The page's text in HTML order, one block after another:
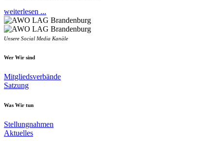
weiterlesen ...
Unsere Social Media Kanäle
Wer Wir sind
Mitgliedsverbände
Satzung
Was Wir tun
Stellungnahmen
Aktuelles